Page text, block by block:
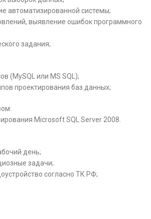
автоматизированной системы;
выявление ошибок программного
задания;
(MySQL или MS SQL);
проектирования баз данных;
Microsoft SQL Server 2008.
день;
задачи;
согласно ТК РФ;